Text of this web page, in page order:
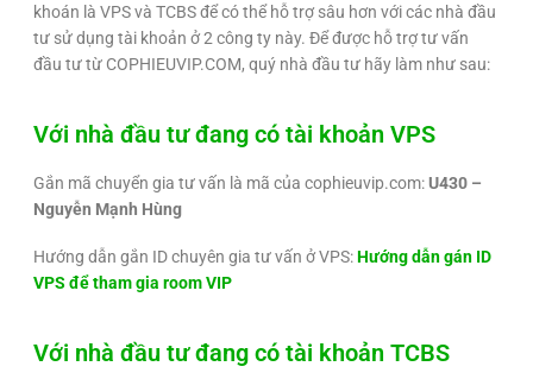
khoán là VPS và TCBS để có thể hỗ trợ sâu hơn với các nhà đầu
tư sử dụng tài khoản ở 2 công ty này. Để được hỗ trợ tư vấn
đầu tư từ COPHIEUVIP.COM, quý nhà đầu tư hãy làm như sau:
Với nhà đầu tư đang có tài khoản VPS
Gắn mã chuyển gia tư vấn là mã của cophieuvip.com:U430 –
Nguyễn Mạnh Hùng
Hướng dẫn gắn ID chuyên gia tư vấn ở VPS:Hướng dẫn gán ID
VPS để tham gia room VIP
Với nhà đầu tư đang có tài khoản TCBS